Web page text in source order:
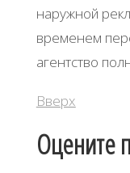
наружной
временем
агентство
Вверх
Оцените